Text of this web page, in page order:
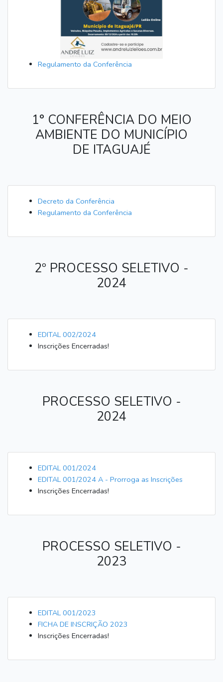
Regulamento da Conferência
1° CONFERÊNCIA DO MEIO
AMBIENTE DO MUNICÍPIO
DE ITAGUAJÉ
Decreto da Conferência
Regulamento da Conferência
2º PROCESSO SELETIVO -
2024
EDITAL 002/2024
Inscrições Encerradas!
PROCESSO SELETIVO -
2024
EDITAL 001/2024
EDITAL 001/2024 A - Prorroga as Inscrições
Inscrições Encerradas!
PROCESSO SELETIVO -
2023
EDITAL 001/2023
FICHA DE INSCRIÇÃO 2023
Inscrições Encerradas!